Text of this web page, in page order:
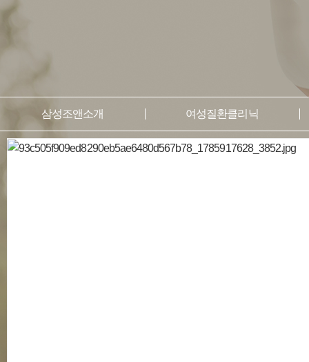
삼성조앤소개 여성질환클리닉